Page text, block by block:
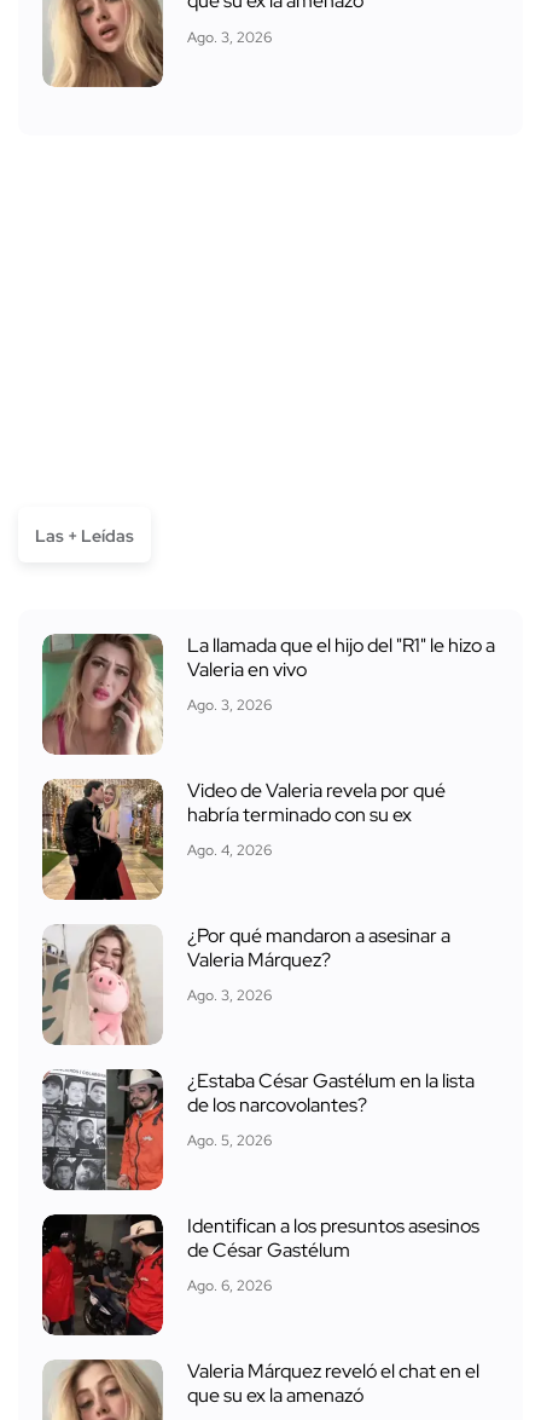
Ago. 3, 2026
Las + Leídas
La llamada que el hijo del "R1" le hizo a
Valeria en vivo
Ago. 3, 2026
Video de Valeria revela por qué
habría terminado con su ex
Ago. 4, 2026
¿Por qué mandaron a asesinar a
Valeria Márquez?
Ago. 3, 2026
¿Estaba César Gastélum en la lista
de los narcovolantes?
Ago. 5, 2026
Identifican a los presuntos asesinos
de César Gastélum
Ago. 6, 2026
Valeria Márquez reveló el chat en el
que su ex la amenazó